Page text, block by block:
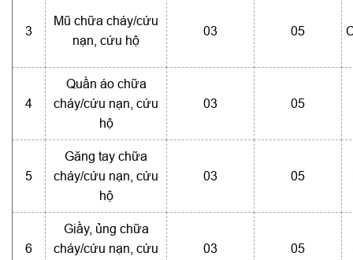
3
Mũ chữa cháy/cứu
nạn, cứu hộ
03 05
4
Quần áo chữa
cháy/cứu nạn, cứu
hộ
03 05
5
Găng tay chữa
cháy/cứu nạn, cứu
hộ
03 05
6
Giầy, ủng chữa
cháy/cứu nạn, cứu
03 05